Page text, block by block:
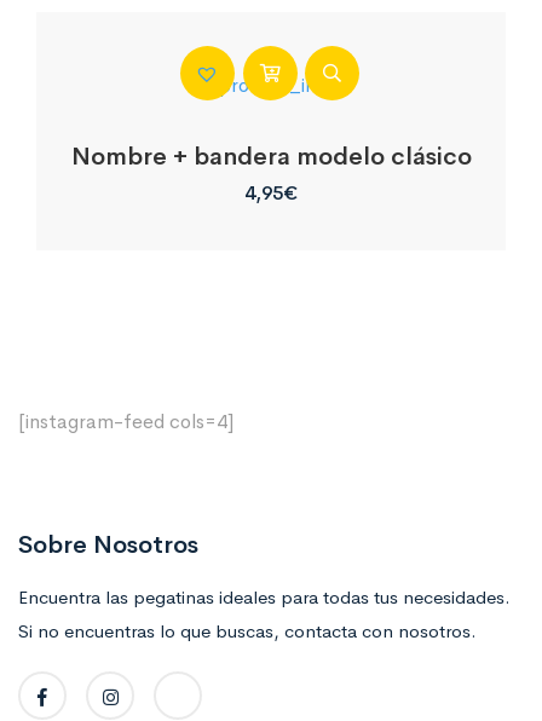
Nombre + bandera modelo clásico
4,95€
[instagram-feed cols=4]
Sobre Nosotros
Encuentra las pegatinas ideales para todas tus necesidades.
Si no encuentras lo que buscas, contacta con nosotros.